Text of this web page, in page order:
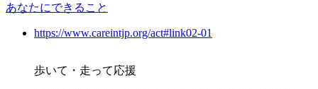
あなたにできること
https://www.careintjp.org/act#link02-01
歩いて・走って応援